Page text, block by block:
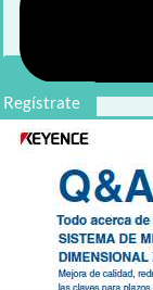
Regístrate